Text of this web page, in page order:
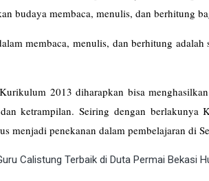
budaya membaca, menulis, dan berhitung
membaca, menulis, dan berhitung
2013 diharapkan bisa
ketrampilan. Seiring dengan
menjadi penekanan dalam pembelajaran di